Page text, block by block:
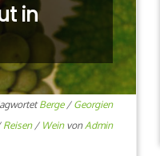
in
Berge / Georgien
Reisen / Wein von Admin